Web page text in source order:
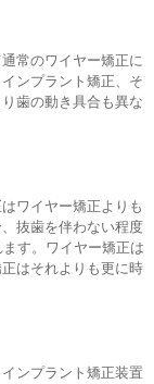
常のワイヤー矯正に
ンプラント矯正、そ
歯の動き具合も異な
ワイヤー矯正よりも
抜歯を伴わない程度
す。ワイヤー矯正は
はそれよりも更に時
ンプラント矯正装置